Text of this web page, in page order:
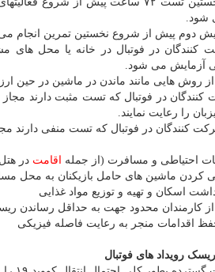
شود.
دوم پیش از شروع نخستین تمرین انجام
کنندگان در فوتبال در خانه یا محل
آزمایش می شود.
از روش هایی مانند ماندن در ماشین در حین
در فوتبال که تست مثبت دارند
را رعایت نمایند.
کنندگان در فوتبال که تست منفی دارند
اقامت در
کردن ماشین های حامل بازیکنان به محل
اسکان و تهیه و توزیع مواد غذایی
از کارمندان محدود جهت به حداقل رساندن
اقدامات منجر به رعایت فاصله فیزیکی
ریسک رویداد های فوتبال